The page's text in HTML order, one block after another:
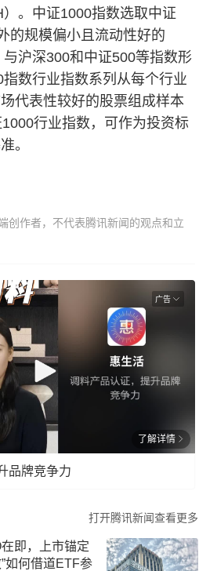
。中证1000指数选取中证
的规模偏小且流动性好的
沪深300和中证500等指数形
数行业指数系列从每个行业
代表性较好的股票组成样本
行业指数，可作为投资标
。
创作者，不代表腾讯新闻的观点和立
广告
了解详情
品牌竞争力
打开腾讯新闻查看更多
即，上市锚定
如何借道ETF参